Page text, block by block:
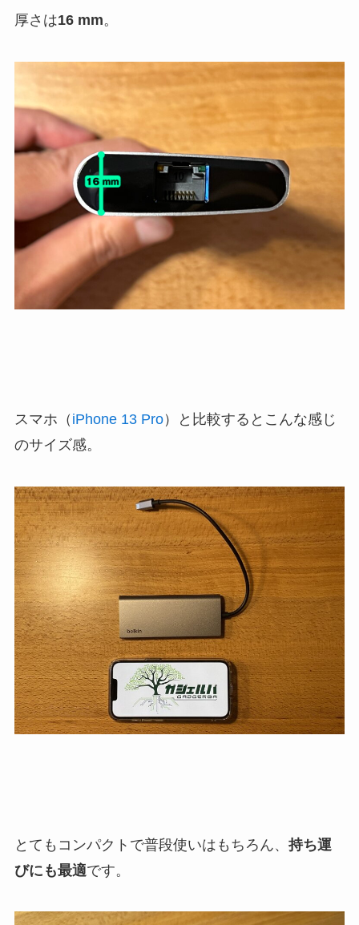
厚さは16 mm。
スマホ（ iPhone 13 Pro）と比較するとこんな感じ
のサイズ感。
とてもコンパクトで普段使いはもちろん、 持ち運
びにも最適です。